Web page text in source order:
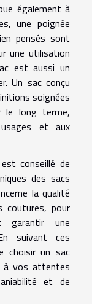
également à
une poignée
pensés sont
une utilisation
est aussi un
Un sac conçu
soignées
le long terme,
et aux
conseillé de
des sacs
la qualité
pour
garantir une
suivant ces
choisir un sac
à vos attentes
et de